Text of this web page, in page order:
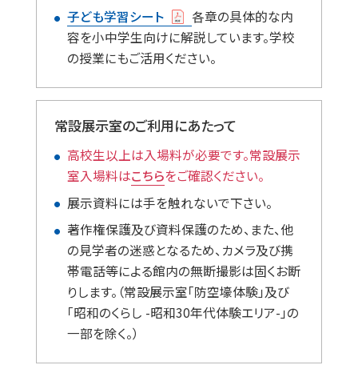
子ども学習シート
各章の具体的な内
容を小中学生向けに解説しています。学校
の授業にもご活用ください。
常設展示室のご利用にあたって
高校生以上は入場料が必要です。常設展示
室入場料はこちらをご確認ください。
展示資料には手を触れないで下さい。
著作権保護及び資料保護のため、また、他
の見学者の迷惑となるため、カメラ及び携
帯電話等による館内の無断撮影は固くお断
りします。（常設展示室「防空壕体験」及び
「昭和のくらし -昭和30年代体験エリア-」の
一部を除く。）